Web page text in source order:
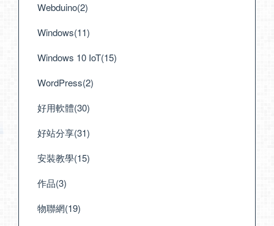
Webduino(2)
Windows(11)
Windows 10 IoT(15)
WordPress(2)
好用軟體(30)
好站分享(31)
安裝教學(15)
作品(3)
物聯網(19)